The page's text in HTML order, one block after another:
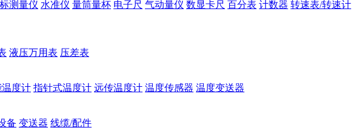
测量仪 水准仪 量筒量杯 电子尺 气动量仪 数显卡尺 百分表 计数器 转速表/转速计
液压万用表 压差表
温度计 指针式温度计 远传温度计 温度传感器 温度变送器
备 变送器 线缆/配件